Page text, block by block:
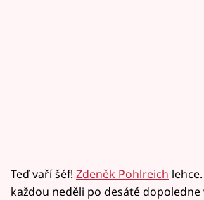
Teď vaří šéf! Zdeněk Pohlreich
každou neděli po desáté dopoledne